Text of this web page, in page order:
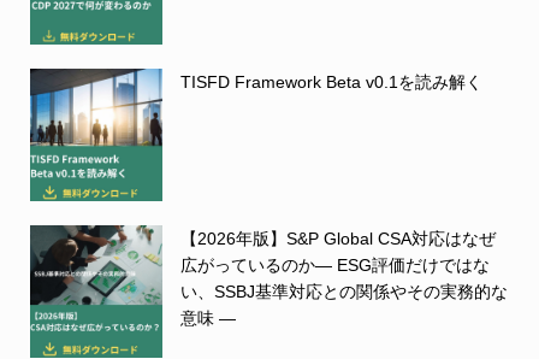
TISFD Framework Beta v0.1を読み解く
【2026年版】S&P Global CSA対応はなぜ
広がっているのか― ESG評価だけではな
い、SSBJ基準対応との関係やその実務的な
意味 ―